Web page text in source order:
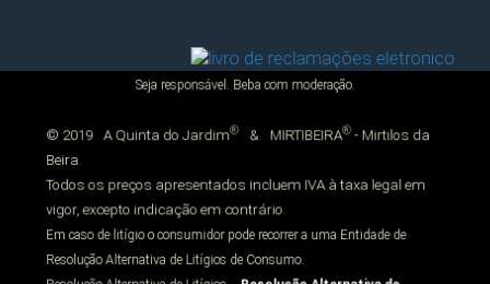
Seja responsável. Beba com moderação.
© 2019 A Quinta do Jardim® & MIRTIBEIRA® - Mirtilos da
Beira.
Todos os preços apresentados incluem IVA à taxa legal em
vigor, excepto indicação em contrário.
Em caso de litígio o consumidor pode recorrer a uma Entidade de
Resolução Alternativa de Litígios de Consumo.